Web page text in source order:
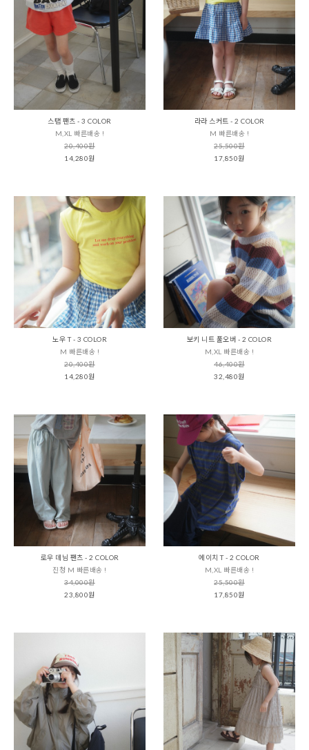
스탭 팬츠 - 3 COLOR
M,XL 빠른배송 !
20,400원
14,280원
라라 스커트 - 2 COLOR
M 빠른배송 !
25,500원
17,850원
노우 T - 3 COLOR
M 빠른배송 !
20,400원
14,280원
보키 니트 풀오버 - 2 COLOR
M,XL 빠른배송 !
46,400원
32,480원
로우 데님 팬츠 - 2 COLOR
진청 M 빠른배송 !
34,000원
23,800원
에이치 T - 2 COLOR
M,XL 빠른배송 !
25,500원
17,850원